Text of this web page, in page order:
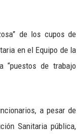
de los cupos de
en el Equipo de la
“puestos de trabajo
a pesar de
Sanitaria pública,